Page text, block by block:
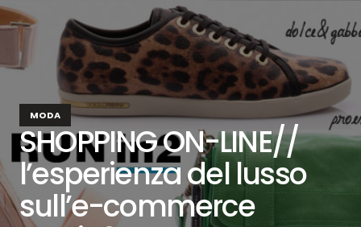
MODA
SHOPPING ON-LINE//
l’esperienza del lusso
sull’e-commerce